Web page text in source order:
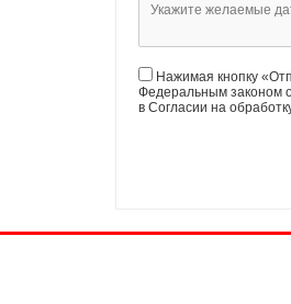
Нажимая кнопку
Федеральным законом
в Согласии на